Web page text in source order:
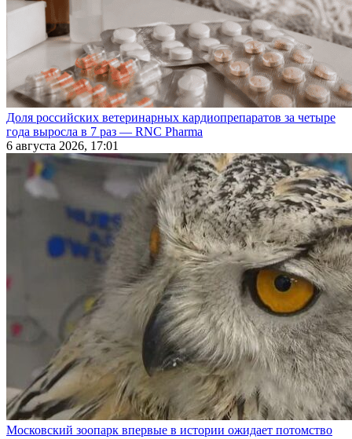
Доля российских ветеринарных кардиопрепаратов за четыре
года выросла в 7 раз — RNC Pharma
6 августа 2026, 17:01
Московский зоопарк впервые в истории ожидает потомство